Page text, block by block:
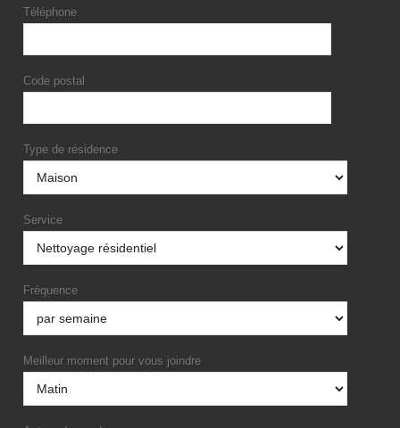
Téléphone
Code postal
Type de résidence
Service
Fréquence
Meilleur moment pour vous joindre